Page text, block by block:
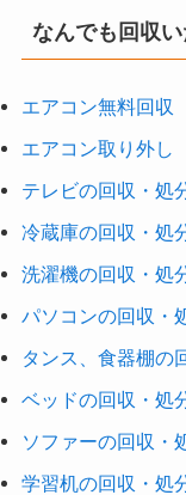
なんでも回収い
エアコン無料回収
エアコン取り外し
テレビの回収・処
冷蔵庫の回収・処
洗濯機の回収・処
パソコンの回収・
タンス、食器棚の
ベッドの回収・処
ソファーの回収・
学習机の回収・処